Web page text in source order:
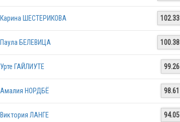
LAT
Карина ШЕСТЕРИКОВА 102.33
Паула БЕЛЕВИЦА 100.38
Урте ГАЙЛИУТЕ 99.26
Амалия НОРДБЁ 98.61
Виктория ЛАНГЕ 94.05